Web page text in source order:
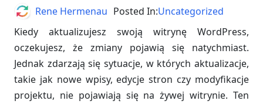
Kiedy aktualizujesz swoją witrynę WordPress,
oczekujesz, że zmiany pojawią się natychmiast.
Jednak zdarzają się sytuacje, w których aktualizacje,
takie jak nowe wpisy, edycje stron czy modyfikacje
projektu, nie pojawiają się na żywej witrynie. Ten
AuthorRene Hermenau Posted In:Uncategorized